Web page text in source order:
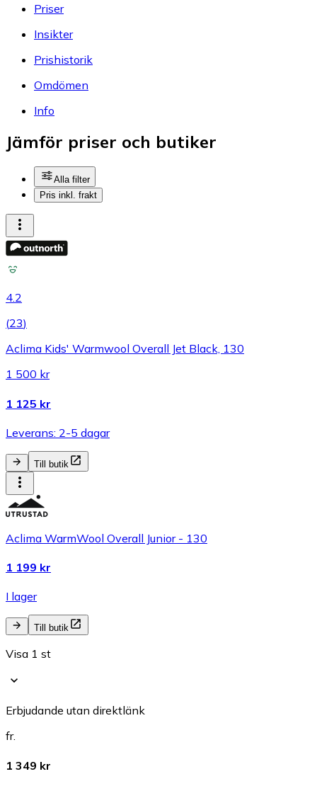
Priser
Insikter
Prishistorik
Omdömen
Info
Jämför priser och butiker
Alla filter
Pris inkl. frakt
4.2
(23)
Aclima Kids' Warmwool Overall Jet Black, 130
1 500 kr
1 125 kr
Leverans: 2-5 dagar
Till butik
Aclima WarmWool Overall Junior - 130
1 199 kr
I lager
Till butik
Visa 1 st
Erbjudande utan direktlänk
fr.
1 349 kr